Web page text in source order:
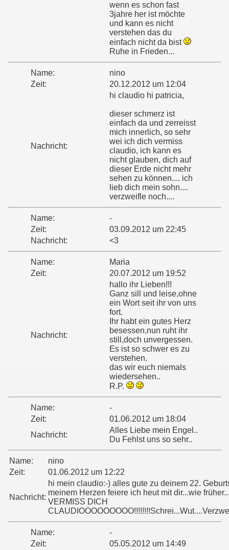
wenn es schon fast
3jahre her ist möchte
und kann es nicht
verstehen das du
einfach nicht da bist
Ruhe in Frieden...
Name:
nino
Zeit:
20.12.2012 um 12:04
Nachricht:
hi claudio hi patricia,
dieser schmerz ist
einfach da und zerreisst
mich innerlich, so sehr
wei ich dich vermiss
claudio, ich kann es
nicht glauben, dich auf
dieser Erde nicht mehr
sehen zu können.... ich
lieb dich mein sohn....
verzweifle noch....
Name:
-
Zeit:
03.09.2012 um 22:45
Nachricht:
<3
Name:
Maria
Zeit:
20.07.2012 um 19:52
Nachricht:
hallo ihr Lieben!!!
Ganz sill und leise,ohne
ein Wort seit ihr von uns
fort.
Ihr habt ein gutes Herz
besessen,nun ruht ihr
still,doch unvergessen.
Es ist so schwer es zu
verstehen.
das wir euch niemals
wiedersehen..
R.P.
Name:
-
Zeit:
01.06.2012 um 18:04
Nachricht:
Alles Liebe mein Engel..
Du Fehlst uns so sehr..
Name:
nino
Zeit:
01.06.2012 um 12:22
Nachricht:
hi mein claudio:-) alles gute zu deinem 22.
meinem Herzen feiere ich heut mit dir...wie
VERMISS DICH
Name:
-
Zeit:
05.05.2012 um 14:49